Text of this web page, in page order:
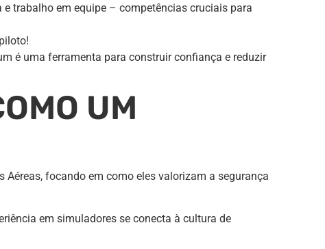
trabalho em equipe – competências cruciais para
é uma ferramenta para construir confiança e reduzir
UM
focando em como eles valorizam a segurança
em simuladores se conecta à cultura de